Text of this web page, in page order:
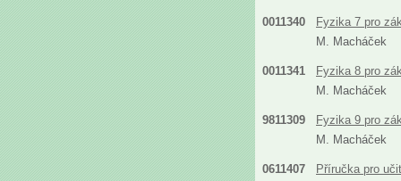
0011340
Fyzika 7 pro
M. Macháček
0011341
Fyzika 8 pro
M. Macháček
9811309
Fyzika 9 pro
M. Macháček
0611407
Příručka pro